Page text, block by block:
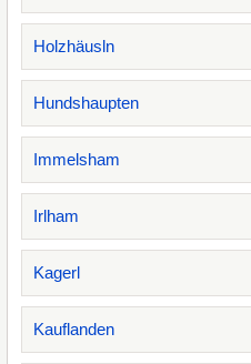
Holzhäusln
Hundshaupten
Immelsham
Irlham
Kagerl
Kauflanden